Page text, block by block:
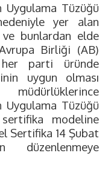
Uygulama Tüzüğü
yer alan
bunlardan elde
Birliği (AB)
her parti üründe
uygun olması
Uygulama Tüzüğü
modeline
Sertifika 14 Şubat